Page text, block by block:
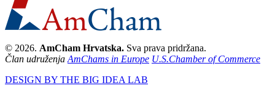
© 2026. AmCham Hrvatska. Sva prava pridržana.
Član udruženja AmChams in Europe U.S.Chamber of Commerce
DESIGN BY THE BIG IDEA LAB